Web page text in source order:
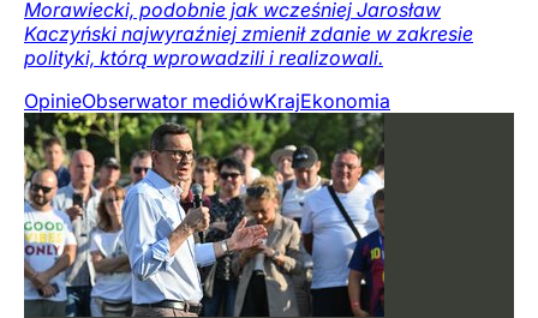
Morawiecki, podobnie jak wcześniej Jarosław
Kaczyński najwyraźniej zmienił zdanie w zakresie
polityki, którą wprowadzili i realizowali.
OpinieObserwator mediówKrajEkonomia